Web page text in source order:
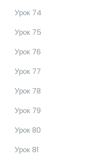
Урок 74
Урок 75
Урок 76
Урок 77
Урок 78
Урок 79
Урок 80
Урок 81